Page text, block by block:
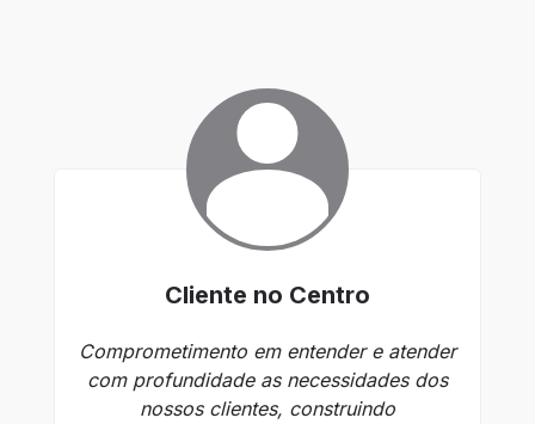
Cliente no Centro
Comprometimento em entender e atender
com profundidade as necessidades dos
nossos clientes, construindo